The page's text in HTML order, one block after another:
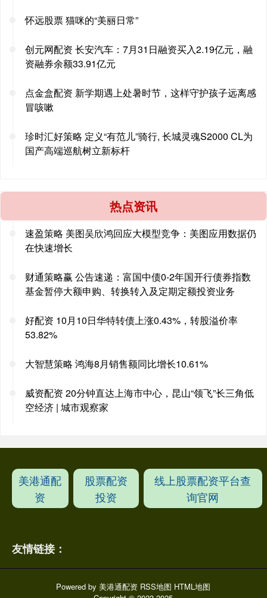
怀远股票 猫咪的“美丽日常”
创元网配资 长安汽车：7月31日融资买入2.19亿元，融
资融券余额33.91亿元
点金盒配资 新学期遇上处暑时节，这样守护孩子远离感
冒咳嗽
珍时汇好策略 定义“有范儿”骑行, 长城灵魂S2000 CL为
国产高端巡航树立新标杆
热点资讯
速盈策略 美图吴欣鸿回应大模型竞争：美图应用数据仍
在快速增长
财通策略赢 公告速递：富国中债0-2年国开行债券指数
基金暂停大额申购、转换转入及定期定额投资业务
好配资 10月10日华特转债上涨0.43%，转股溢价率
53.82%
大智慧策略 鸿海8月销售额同比增长10.61%
威资配资 20分钟直达上海市中心，昆山“领飞”长三角低
空经济 | 城市观察家
美港通配
资
股票配资
投资
线上股票配资平台查
询官网
友情链接：
Powered by美港通配资 RSS地图 HTML地图